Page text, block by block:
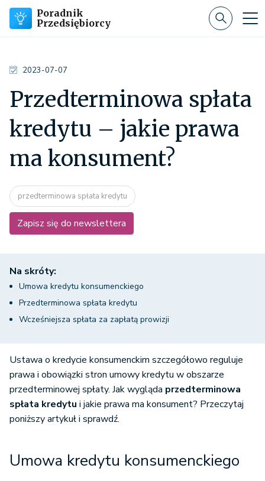
Poradnik
Przedsiębiorcy
2023-07-07
Przedterminowa spłata
kredytu – jakie prawa
ma konsument?
przedterminowa spłata kredytu
Zapisz się do newslettera
Na skróty:
Umowa kredytu konsumenckiego
Przedterminowa spłata kredytu
Wcześniejsza spłata za zapłatą prowizji
Ustawa o kredycie konsumenckim szczegółowo reguluje
prawa i obowiązki stron umowy kredytu w obszarze
przedterminowej spłaty. Jak wygląda przedterminowa
spłata kredytu i jakie prawa ma konsument? Przeczytaj
poniższy artykuł i sprawdź.
Umowa kredytu konsumenckiego